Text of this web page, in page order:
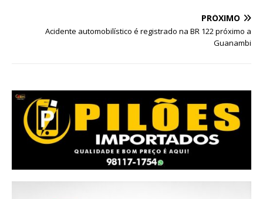
PRÓXIMO
Acidente automobilístico é registrado na BR 122 próximo a
Guanambi